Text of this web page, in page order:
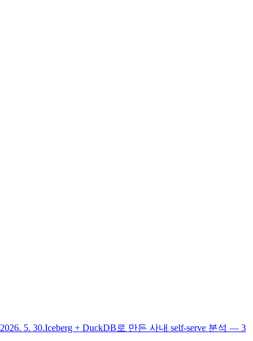
2026. 5. 30.Iceberg + DuckDB로 만든 사내 self-serve 분석 — 3